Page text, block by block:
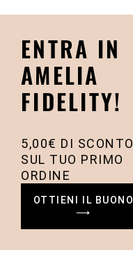
ENTRA IN
AMELIA
FIDELITY!
5,00€ DI SCONTO
SUL TUO PRIMO
ORDINE
OTTIENI IL BUONO
⟶